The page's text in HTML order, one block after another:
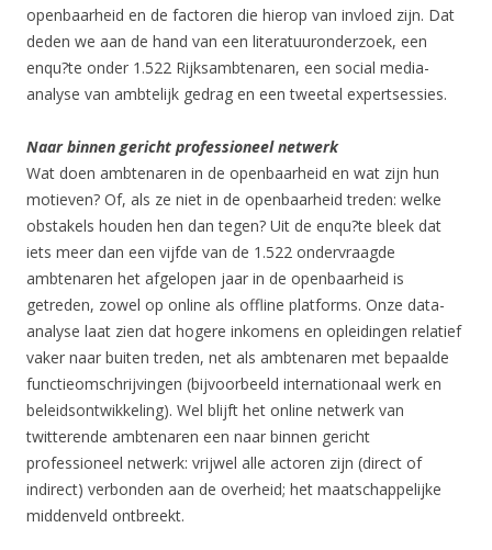
openbaarheid en de factoren die hierop van invloed zijn. Dat
deden we aan de hand van een literatuuronderzoek, een
enqu?te onder 1.522 Rijksambtenaren, een social media-
analyse van ambtelijk gedrag en een tweetal expertsessies.
Naar binnen gericht professioneel netwerk
Wat doen ambtenaren in de openbaarheid en wat zijn hun
motieven? Of, als ze niet in de openbaarheid treden: welke
obstakels houden hen dan tegen? Uit de enqu?te bleek dat
iets meer dan een vijfde van de 1.522 ondervraagde
ambtenaren het afgelopen jaar in de openbaarheid is
getreden, zowel op online als offline platforms. Onze data-
analyse laat zien dat hogere inkomens en opleidingen relatief
vaker naar buiten treden, net als ambtenaren met bepaalde
functieomschrijvingen (bijvoorbeeld internationaal werk en
beleidsontwikkeling). Wel blijft het online netwerk van
twitterende ambtenaren een naar binnen gericht
professioneel netwerk: vrijwel alle actoren zijn (direct of
indirect) verbonden aan de overheid; het maatschappelijke
middenveld ontbreekt.